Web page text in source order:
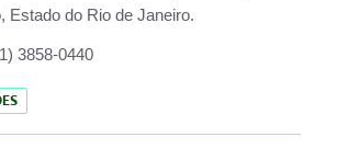
Estado do Rio de Janeiro.
3858-0440